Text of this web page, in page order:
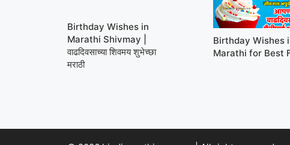
Birthday Wishes in
Marathi Shivmay |
वाढदिवसाच्या शिवमय शुभेच्छा
मराठी
Birthday Wishes
Marathi for Best